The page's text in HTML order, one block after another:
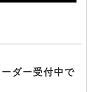
ダー受付中で